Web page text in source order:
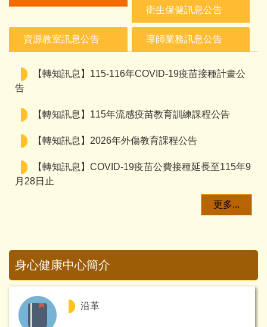
衛生保健訊息公告
資源教室訊息公告 導師業務訊息公告
【轉知訊息】115-116年COVID-19疫苗接種計畫公
告
【轉知訊息】115年流感疫苗教育訓練課程公告
【轉知訊息】2026年外傷教育課程公告
【轉知訊息】COVID-19疫苗公費接種延長至115年9
月28日止
更多...
身心健康中心簡介
沿革